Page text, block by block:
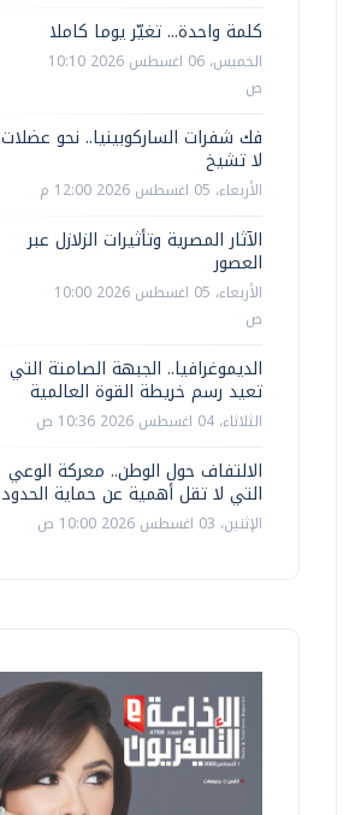
كلمة واحدة... تغيّر يوما كاملا
الخميس، 06 اغسطس 2026 10:10
ص
فك شفرات الساركوبينيا.. نحو عضلات
لا تشيخ
الأربعاء، 05 اغسطس 2026 12:00 م
الآثار المصرية وتأثيرات الزلازل عبر
العصور
الأربعاء، 05 اغسطس 2026 10:00
ص
الديموغرافيا.. الجبهة الصامتة التي
تعيد رسم خريطة القوة العالمية
الثلاثاء، 04 اغسطس 2026 10:36 ص
الالتفاف حول الوطن.. معركة الوعي
التي لا تقل أهمية عن حماية الحدود
الإثنين، 03 اغسطس 2026 10:00 ص